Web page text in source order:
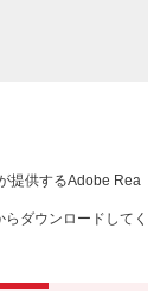
提供するAdobe Rea
ダウンロードしてく